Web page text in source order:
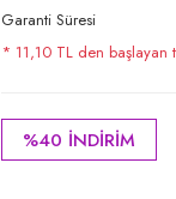
Garanti Süresi
* 11,10 TL den başlayan
%40 İNDİRİM